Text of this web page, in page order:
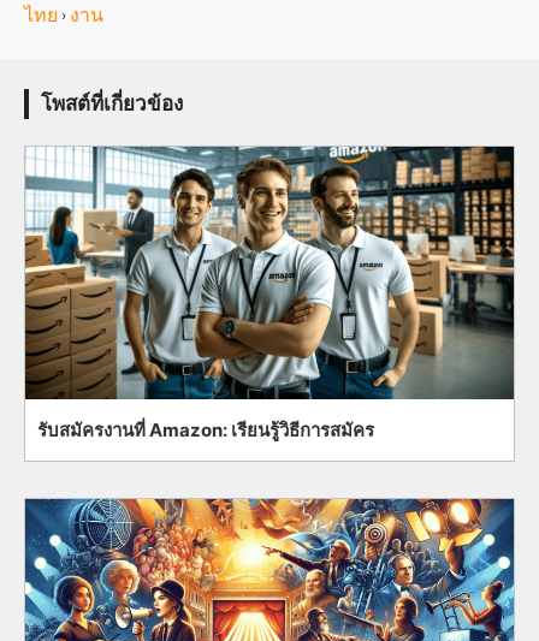
ไทย › งาน
โพสต์ที่เกี่ยวข้อง
รับสมัครงานที่ Amazon: เรียนรู้วิธีการสมัคร